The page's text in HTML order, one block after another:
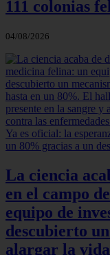
111 colonias
04/08/2026
La ciencia
en el campo
equipo de
descubierto
alargar la vida